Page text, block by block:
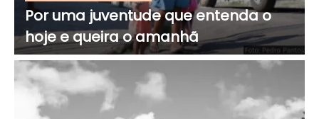
Por uma juventude que entenda o
hoje e queira o amanhã